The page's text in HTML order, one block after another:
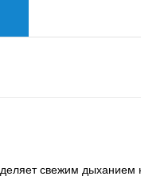
свежим дыханием